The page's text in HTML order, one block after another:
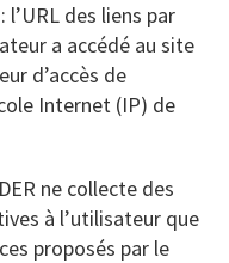
des liens par
a accédé au site
d’accès de
Internet (IP) de
ne collecte des
à l’utilisateur que
proposés par le